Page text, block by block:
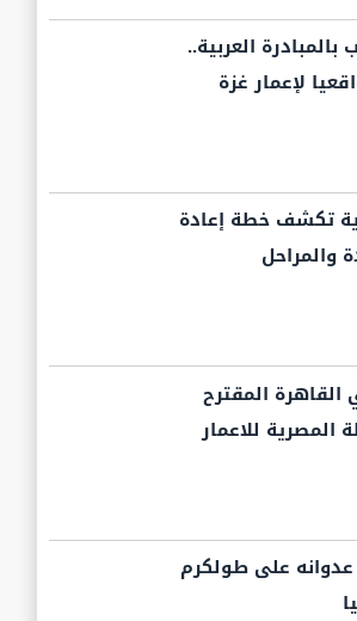
العربية..
لإعمار غزة
تكشف خطة إعادة
والمراحل
المقترح
المصرية للاعمار
عدوانه على طولكرم